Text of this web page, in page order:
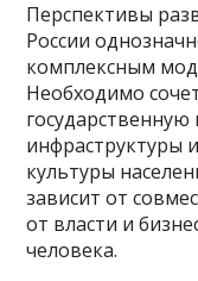
Перспективы
России
комплексным
Необходимо
инфраструктуры
культуры
зависит от
от власти и
человека.